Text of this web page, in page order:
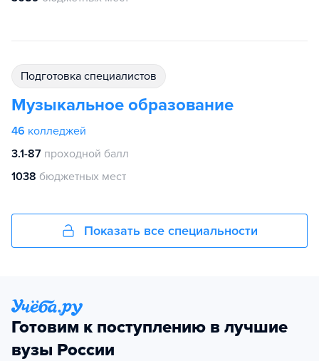
подготовка специалистов
Музыкальное образование
46 колледжей
3.1-87 проходной балл
1038 бюджетных мест
Показать все специальности
Готовим к поступлению в лучшие
вузы России